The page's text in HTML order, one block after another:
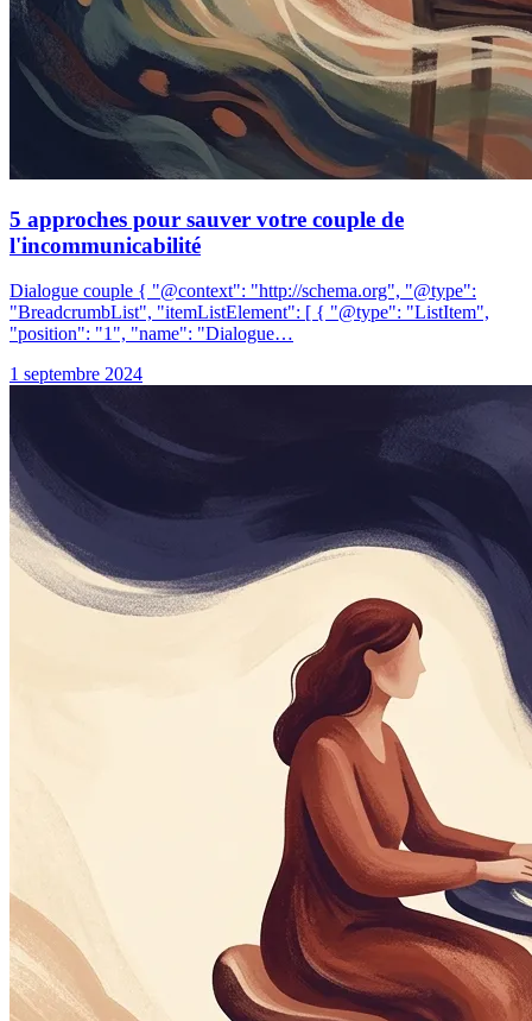
5 approches pour sauver votre couple de
l'incommunicabilité
Dialogue couple { "@context": "http://schema.org", "@type":
"BreadcrumbList", "itemListElement": [ { "@type": "ListItem",
"position": "1", "name": "Dialogue…
1 septembre 2024